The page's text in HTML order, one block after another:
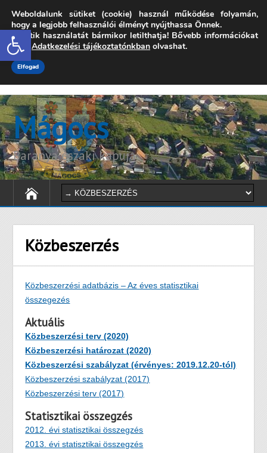
Open toolbar
7342 Mágocs, Szabadság utca 39.
onkormanyzat@magocs.hu +36 (72) 451 110
Elérhetőségek
Mágocs
Baranya északi kapuja
Közbeszerzés
Közbeszerzési adatbázis – Az éves statisztikai
összegezés
Aktuális
Közbeszerzési terv (2020)
Közbeszerzési határozat (2020)
Közbeszerzési szabályzat (érvényes: 2019.12.20-tól)
Közbeszerzési szabályzat (2017)
Közbeszerzési terv (2017)
Statisztikai összegzés
2012. évi statisztikai összegzés
2013. évi statisztikai összegzés
Weboldalunk sütiket (cookie) használ működése folyamán,
hogy a legjobb felhasználói élményt nyújthassa Önnek.
A sütik használatát bármikor letilthatja! Bővebb információkat
erről Adatkezelési tájékoztatónkban olvashat.
Elfogad